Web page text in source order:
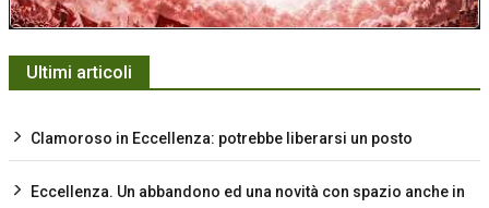
Ultimi articoli
Clamoroso in Eccellenza: potrebbe liberarsi un posto
Eccellenza. Un abbandono ed una novità con spazio anche in